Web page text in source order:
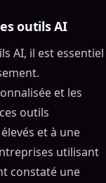
outils AI
AI, il est essentiel
et les
outils
et à une
utilisant
constaté une